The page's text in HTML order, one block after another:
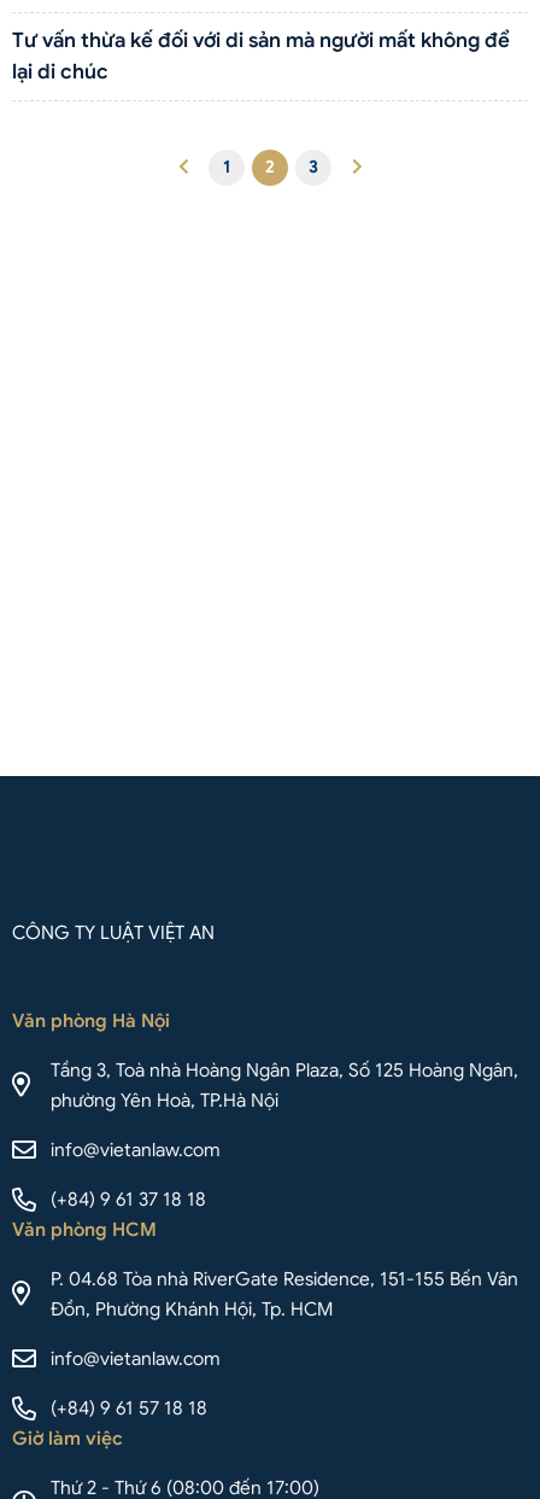
Tư vấn thừa kế đối với di sản mà người mất không để
lại di chúc
1 2 3
CÔNG TY LUẬT VIỆT AN
Văn phòng Hà Nội
Tầng 3, Toà nhà Hoàng Ngân Plaza, Số 125 Hoàng Ngân,
phường Yên Hoà, TP.Hà Nội
info@vietanlaw.com
(+84) 9 61 37 18 18
Văn phòng HCM
P. 04.68 Tòa nhà RiverGate Residence, 151-155 Bến Vân
Đồn, Phường Khánh Hội, Tp. HCM
info@vietanlaw.com
(+84) 9 61 57 18 18
Giờ làm việc
Thứ 2 - Thứ 6 (08:00 đến 17:00)